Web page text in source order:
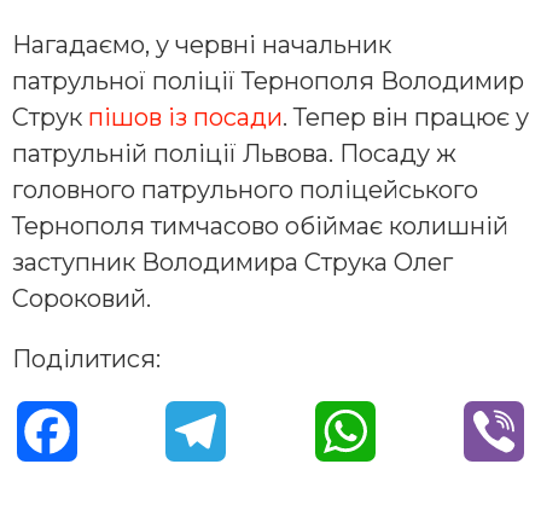
Нагадаємо, у червні начальник
патрульної поліції Тернополя Володимир
Струк пішов із посади. Тепер він працює у
патрульній поліції Львова. Посаду ж
головного патрульного поліцейського
Тернополя тимчасово обіймає колишній
заступник Володимира Струка Олег
Сороковий.
Поділитися: